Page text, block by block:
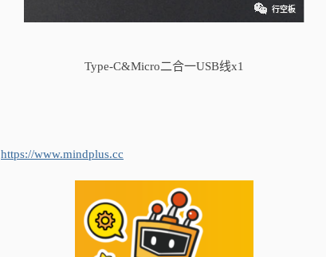
Type-C&Micro二合一USB线x1
https://www.mindplus.cc